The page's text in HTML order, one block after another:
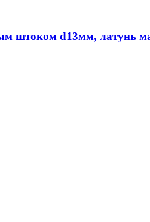
штоком d13мм, латунь